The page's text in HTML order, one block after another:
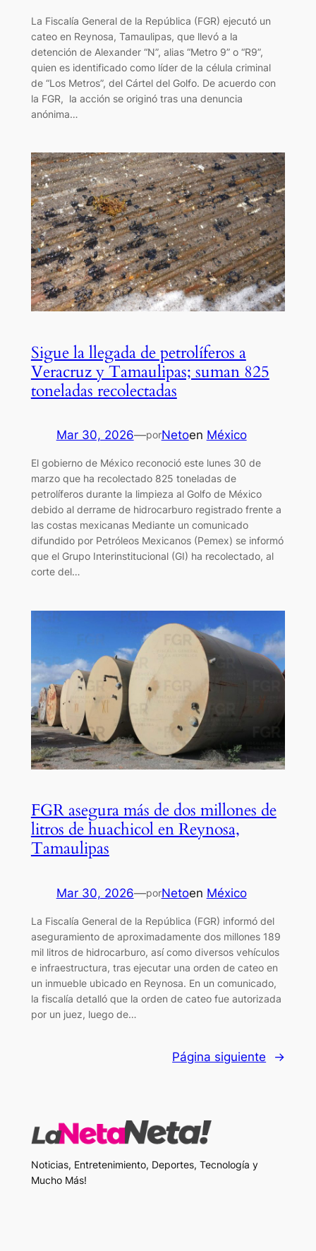
La Fiscalía General de la República (FGR) ejecutó un
cateo en Reynosa, Tamaulipas, que llevó a la
detención de Alexander “N”, alias “Metro 9” o “R9”,
quien es identificado como líder de la célula criminal
de “Los Metros”, del Cártel del Golfo. De acuerdo con
la FGR, la acción se originó tras una denuncia
anónima…
Sigue la llegada de petrolíferos a
Veracruz y Tamaulipas; suman 825
toneladas recolectadas
Mar 30, 2026—porNetoen México
El gobierno de México reconoció este lunes 30 de
marzo que ha recolectado 825 toneladas de
petrolíferos durante la limpieza al Golfo de México
debido al derrame de hidrocarburo registrado frente a
las costas mexicanas Mediante un comunicado
difundido por Petróleos Mexicanos (Pemex) se informó
que el Grupo Interinstitucional (GI) ha recolectado, al
corte del…
FGR asegura más de dos millones de
litros de huachicol en Reynosa,
Tamaulipas
Mar 30, 2026—porNetoen México
La Fiscalía General de la República (FGR) informó del
aseguramiento de aproximadamente dos millones 189
mil litros de hidrocarburo, así como diversos vehículos
e infraestructura, tras ejecutar una orden de cateo en
un inmueble ubicado en Reynosa. En un comunicado,
la fiscalía detalló que la orden de cateo fue autorizada
por un juez, luego de…
Página siguiente →
Noticias, Entretenimiento, Deportes, Tecnología y
Mucho Más!